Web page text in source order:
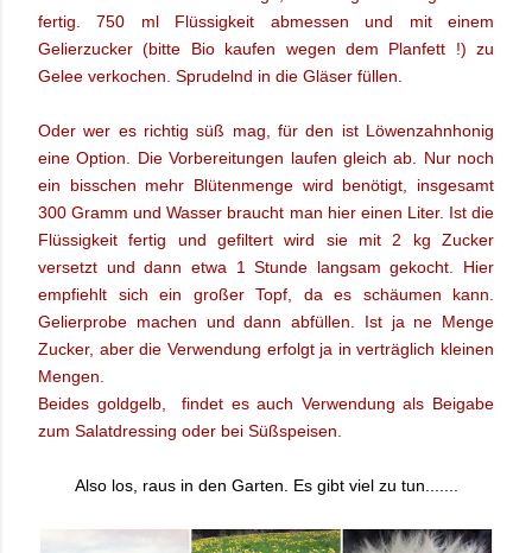
fertig. 750 ml Flüssigkeit abmessen und mit einem
Gelierzucker (bitte Bio kaufen wegen dem Planfett !) zu
Gelee verkochen. Sprudelnd in die Gläser füllen.
Oder wer es richtig süß mag, für den ist Löwenzahnhonig
eine Option. Die Vorbereitungen laufen gleich ab. Nur noch
ein bisschen mehr Blütenmenge wird benötigt, insgesamt
300 Gramm und Wasser braucht man hier einen Liter. Ist die
Flüssigkeit fertig und gefiltert wird sie mit 2 kg Zucker
versetzt und dann etwa 1 Stunde langsam gekocht. Hier
empfiehlt sich ein großer Topf, da es schäumen kann.
Gelierprobe machen und dann abfüllen. Ist ja ne Menge
Zucker, aber die Verwendung erfolgt ja in verträglich kleinen
Mengen.
Beides goldgelb, findet es auch Verwendung als Beigabe
zum Salatdressing oder bei Süßspeisen.
Also los, raus in den Garten. Es gibt viel zu tun.......